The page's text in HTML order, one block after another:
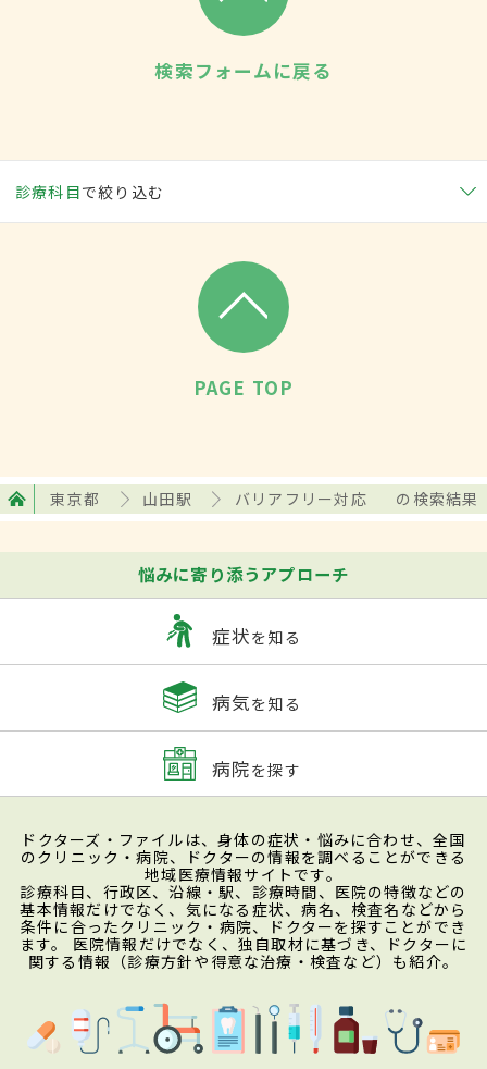
検索フォームに戻る
診療科目で絞り込む
PAGE TOP
東京都 山田駅 バリアフリー対応 の検索結果
悩みに寄り添うアプローチ
症状を知る
病気を知る
病院を探す
ドクターズ・ファイルは、身体の症状・悩みに合わせ、全国
のクリニック・病院、ドクターの情報を調べることができる
地域医療情報サイトです。
診療科目、行政区、沿線・駅、診療時間、医院の特徴などの
基本情報だけでなく、気になる症状、病名、検査名などから
条件に合ったクリニック・病院、ドクターを探すことができ
ます。 医院情報だけでなく、独自取材に基づき、ドクターに
関する情報（診療方針や得意な治療・検査など）も紹介。